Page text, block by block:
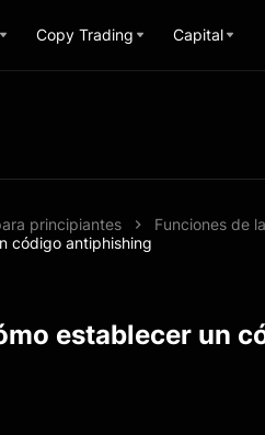
Copy Trading Capital
principiantes Funciones de
código antiphishing
establecer un